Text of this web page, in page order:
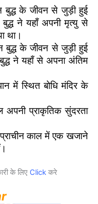
बुद्ध के जीवन से जुड़ी हुई
ने यहाँ अपनी मृत्यु से
था।
बुद्ध के जीवन से जुड़ी हुई
ने यहाँ से अपना अंतिम
में स्थित बोधि मंदिर के
अपनी प्राकृतिक सुंदरता
काल में एक खजाने
के लिए Click करे